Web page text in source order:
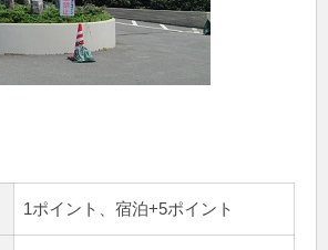
1ポイント、宿泊+5ポイント